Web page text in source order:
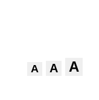
A A A